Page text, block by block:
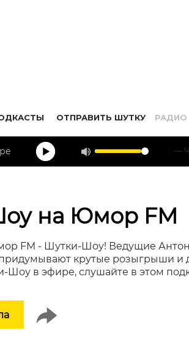
ОТПРАВИТЬ ШУТКУ РАДИО
Руки Вверх Что Же
на Юмор FM
FM - Шутки-Шоу! Ведущие
крутые розыгрыши и
Шоу в эфире, слушайте в этом